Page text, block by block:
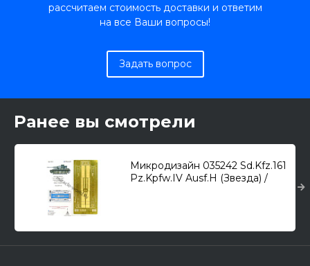
рассчитаем стоимость доставки и ответим
на все Ваши вопросы!
Задать вопрос
Ранее вы смотрели
Микродизайн 035242 Sd.Kfz.161
Pz.Kpfw.IV Ausf.H (Звезда) /